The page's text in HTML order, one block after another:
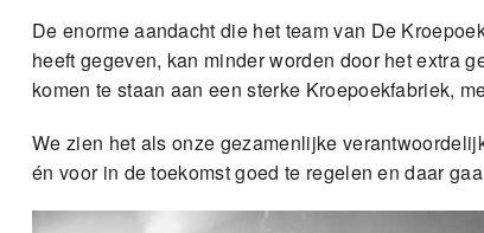
De enorme aandacht die het team van De
heeft gegeven, kan minder worden door het extra
komen te staan aan een sterke Kroepoekfabriek,
We zien het als onze gezamenlijke
én voor in de toekomst goed te regelen en daar